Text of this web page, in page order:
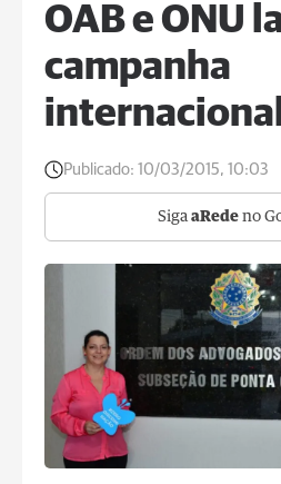
OAB e ONU
campanha
Publicado: 10/03/2015, 10:03
Siga aRede no